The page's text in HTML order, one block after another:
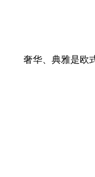
奢华、典雅是欧式